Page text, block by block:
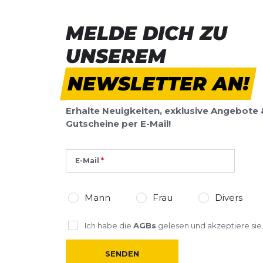
MELDE DICH ZU
UNSEREM
NEWSLETTER AN!
Erhalte Neuigkeiten, exklusive Angebote
Gutscheine per E-Mail!
E-Mail
Mann Frau Divers
Ich habe die AGBs gelesen und akzeptiere sie.
SENDEN